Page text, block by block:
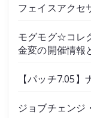
フェイスアクセ
モグモグ☆コレ
金変の開催情報
【パッチ7.05】
ジョブチェンジ